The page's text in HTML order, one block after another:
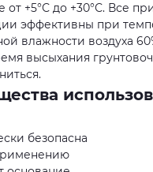
от +5°С до +30°С. Все
эффективны при
влажности воздуха
высыхания
безопасна